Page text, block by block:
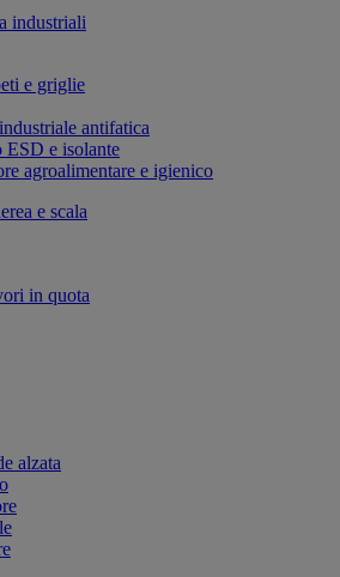
industriali
e griglie
antifatica
ESD e isolante
agroalimentare e igienico
e scala
in quota
alzata